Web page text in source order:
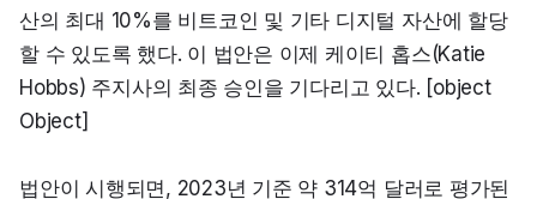
산의 최대 10%를 비트코인 및 기타 디지털 자산에 할당
할 수 있도록 했다. 이 법안은 이제 케이티 홉스(Katie
Hobbs) 주지사의 최종 승인을 기다리고 있다. [object
Object]
법안이 시행되면, 2023년 기준 약 314억 달러로 평가된